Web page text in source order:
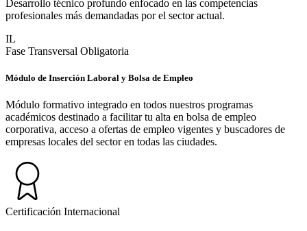
Desarrollo técnico profundo enfocado en las competencias
profesionales más demandadas por el sector actual.
IL
Fase Transversal Obligatoria
Módulo de Inserción Laboral y Bolsa de Empleo
Módulo formativo integrado en todos nuestros programas
académicos destinado a facilitar tu alta en bolsa de empleo
corporativa, acceso a ofertas de empleo vigentes y buscadores de
empresas locales del sector en todas las ciudades.
Certificación Internacional